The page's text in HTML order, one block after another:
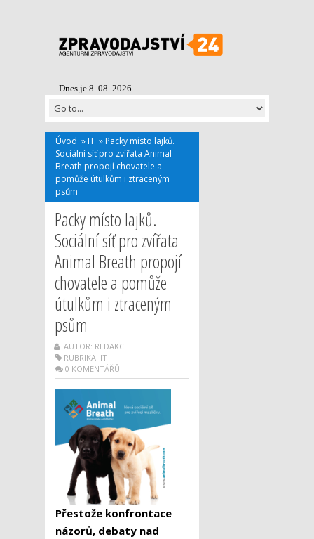
Dnes je 8. 08. 2026
Úvod » IT » Packy místo lajků.
Sociální síť pro zvířata Animal
Breath propojí chovatele a
pomůže útulkům i ztraceným
psům
Packy místo lajků.
Sociální síť pro zvířata
Animal Breath propojí
chovatele a pomůže
útulkům i ztraceným
psům
AUTOR: REDAKCE
RUBRIKA: IT
0 KOMENTÁŘŮ
Přestože konfrontace
názorů, debaty nad